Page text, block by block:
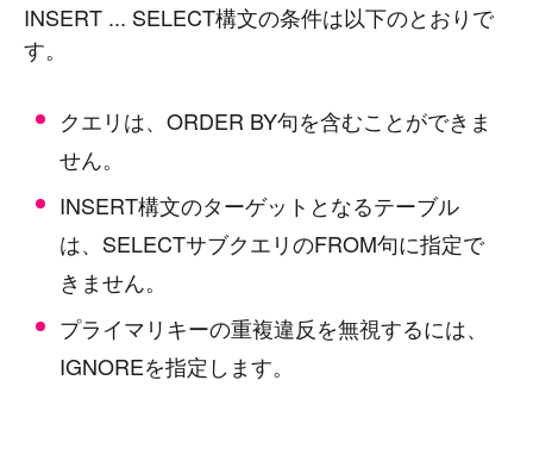
INSERT ... SELECT構文の条件は以下のとおりで
す。
クエリは、ORDER BY句を含むことができま
せん。
INSERT構文のターゲットとなるテーブル
は、SELECTサブクエリのFROM句に指定で
きません。
プライマリキーの重複違反を無視するには、
IGNOREを指定します。